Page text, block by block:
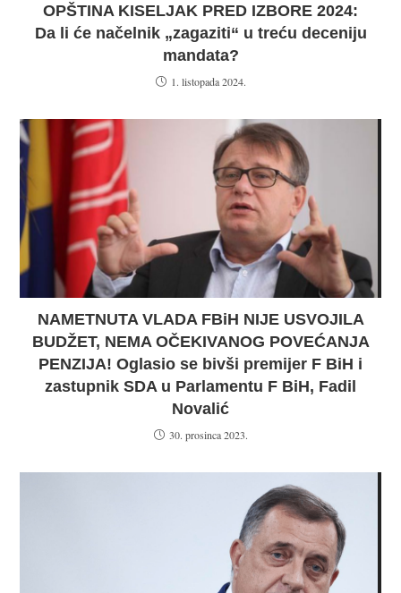
OPŠTINA KISELJAK PRED IZBORE 2024:
Da li će načelnik „zagaziti“ u treću deceniju
mandata?
1. listopada 2024.
NAMETNUTA VLADA FBiH NIJE USVOJILA
BUDŽET, NEMA OČEKIVANOG POVEĆANJA
PENZIJA! Oglasio se bivši premijer F BiH i
zastupnik SDA u Parlamentu F BiH, Fadil
Novalić
30. prosinca 2023.